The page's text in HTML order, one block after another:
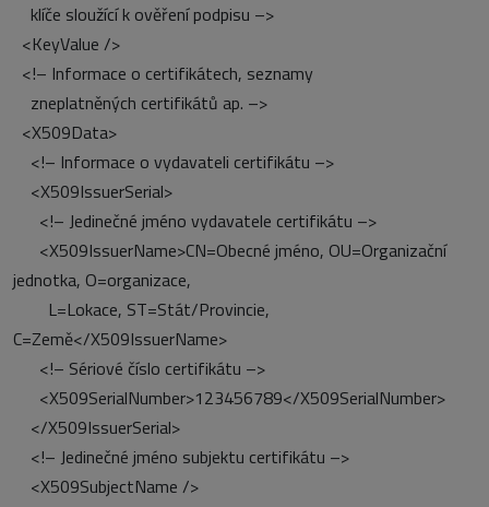
klíče sloužící k ověření podpisu –>
<KeyValue />
<!– Informace o certifikátech, seznamy
zneplatněných certifikátů ap. –>
<X509Data>
<!– Informace o vydavateli certifikátu –>
<X509IssuerSerial>
<!– Jedinečné jméno vydavatele certifikátu –>
<X509IssuerName>CN=Obecné jméno, OU=Organizační
jednotka, O=organizace,
L=Lokace, ST=Stát/Provincie,
C=Země</X509IssuerName>
<!– Sériové číslo certifikátu –>
<X509SerialNumber>123456789</X509SerialNumber>
</X509IssuerSerial>
<!– Jedinečné jméno subjektu certifikátu –>
<X509SubjectName />